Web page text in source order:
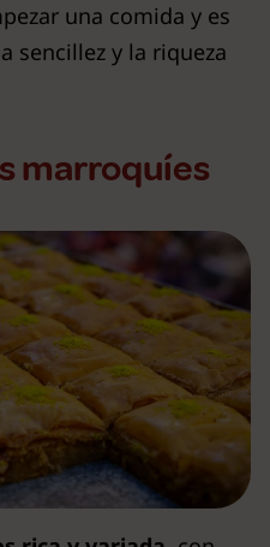
una comida y es
sencillez y la riqueza
marroquíes